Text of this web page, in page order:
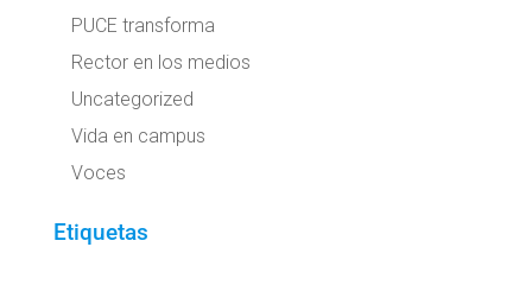
PUCE transforma
Rector en los medios
Uncategorized
Vida en campus
Voces
Etiquetas